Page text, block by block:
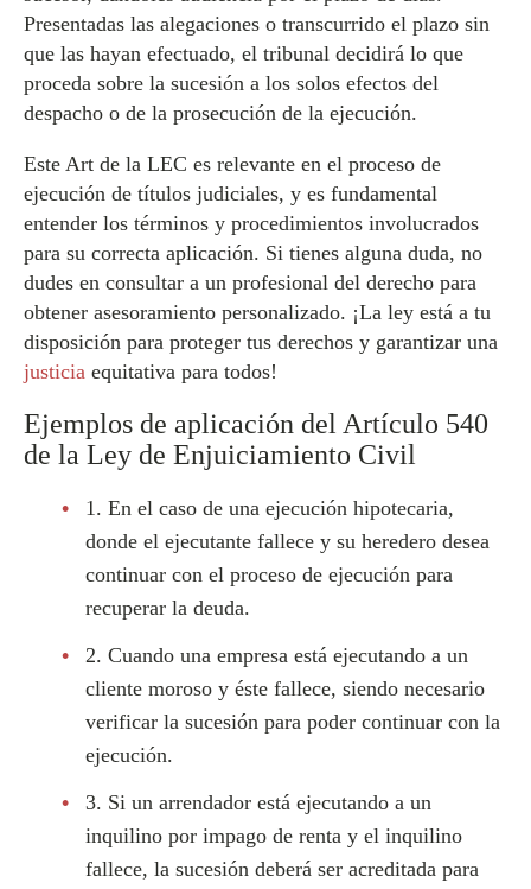
Presentadas las alegaciones o transcurrido el plazo sin
que las hayan efectuado, el tribunal decidirá lo que
proceda sobre la sucesión a los solos efectos del
despacho o de la prosecución de la ejecución.
Este Art de la LEC es relevante en el proceso de
ejecución de títulos judiciales, y es fundamental
entender los términos y procedimientos involucrados
para su correcta aplicación. Si tienes alguna duda, no
dudes en consultar a un profesional del derecho para
obtener asesoramiento personalizado. ¡La ley está a tu
disposición para proteger tus derechos y garantizar una
justicia equitativa para todos!
Ejemplos de aplicación del Artículo 540
de la Ley de Enjuiciamiento Civil
1. En el caso de una ejecución hipotecaria,
donde el ejecutante fallece y su heredero desea
continuar con el proceso de ejecución para
recuperar la deuda.
2. Cuando una empresa está ejecutando a un
cliente moroso y éste fallece, siendo necesario
verificar la sucesión para poder continuar con la
ejecución.
3. Si un arrendador está ejecutando a un
inquilino por impago de renta y el inquilino
fallece, la sucesión deberá ser acreditada para